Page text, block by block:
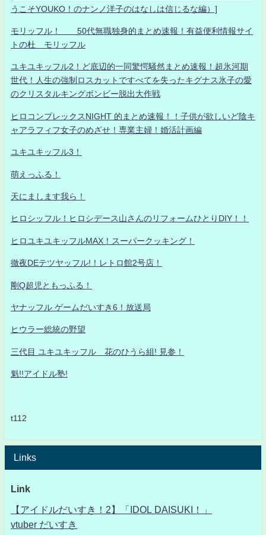
うこそYOUKO！のナンノ洋子のはなしは信じるな編）]
モリッフル！ 50代無職独身的まとめ速報！有益便利情報サイ
トの杜 モリッフル
ユキユキッフル2！ど底辺的一同驚愕騒然まとめ速報！超氷河期
世代！人生の強制ロスカットですべてを失ったキグナス氷子の愛
のクリスタルキングボンビー脱出大作戦
ヒロコンプレックスNIGHT 的まとめ速報！！子供が欲しいど陰キ
ャアラフィフ女子のめざせ！専業主婦！婚活計画編
ユキユキッフル3！
萌えっふる！
天にまします我ら！
ヒロシッフル！ヒロシデース山さんのリフォームひとりDIY！！
ヒロユキユキッフルMAX！スーパークッキング！
徹夜DEテツヤッフル!！レトロ館2号店！
剛Q超児ともっふる！
ヤナッフル ゲームだいすき6！放送局
ヒウラー総統の野望
三代目 ユキユキッフル 花のひうら組! 見参！
魁!!アイドル塾!
t112
Links
Link
【アイドルだいすき！2】「IDOL DAISUKI！」
vtuber だいすき